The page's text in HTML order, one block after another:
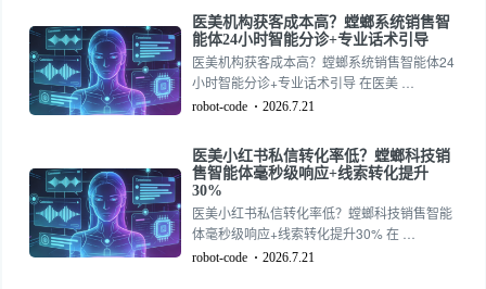
题，为教培机构筑牢客户资源防线。
书、视频号、快手等平台高效获客。对于希望
突破获客瓶颈、提升运营效率的婚纱摄影门店
而言，部署销售智能体已不再是可选项，而是
保持竞争力的必要投资。
医美机构获客成本高？螳螂系统销售智
能体24小时智能分诊+专业话术引导
医美机构获客成本高？螳螂系统销售智能体24
小时智能分诊+专业话术引导 在医美 …
robot-code 2026.7.21
医美小红书私信转化率低？螳螂科技销
售智能体毫秒级响应+线索转化提升
30%
医美小红书私信转化率低？螳螂科技销售智能
体毫秒级响应+线索转化提升30% 在 …
robot-code 2026.7.21